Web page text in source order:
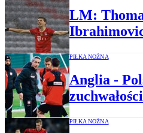
LM:
PIŁKA NOŻNA
Anglia -
zuchwałości
PIŁKA NOŻNA